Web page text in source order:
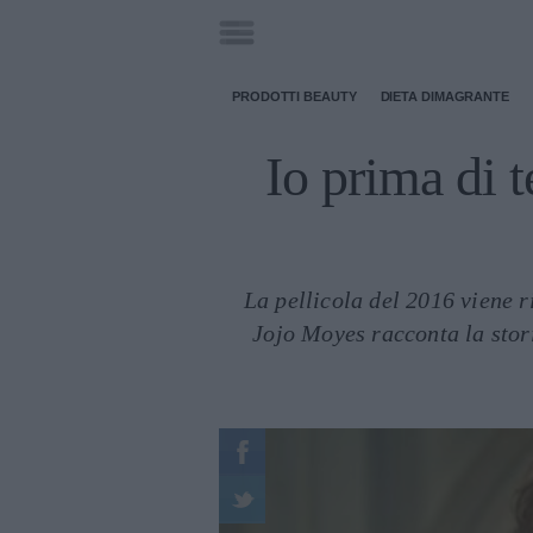
PRODOTTI BEAUTY DIETA DIMAGRANTE
Io prima di
La pellicola del 2016 viene
Jojo Moyes racconta la